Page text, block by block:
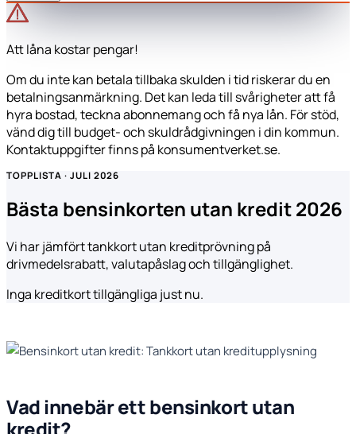
Att låna kostar pengar!
Om du inte kan betala tillbaka skulden i tid riskerar du en
betalningsanmärkning. Det kan leda till svårigheter att få
hyra bostad, teckna abonnemang och få nya lån. För stöd,
vänd dig till budget- och skuldrådgivningen i din kommun.
Kontaktuppgifter finns på konsumentverket.se.
TOPPLISTA · JULI 2026
Bästa bensinkorten utan kredit 2026
Vi har jämfört tankkort utan kreditprövning på
drivmedelsrabatt, valutapåslag och tillgänglighet.
Inga kreditkort tillgängliga just nu.
Vad innebär ett bensinkort utan
kredit?